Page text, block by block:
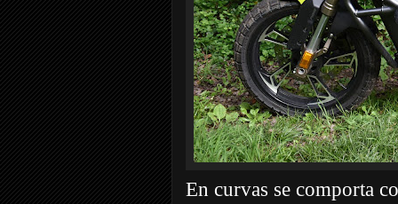
En curvas se comporta